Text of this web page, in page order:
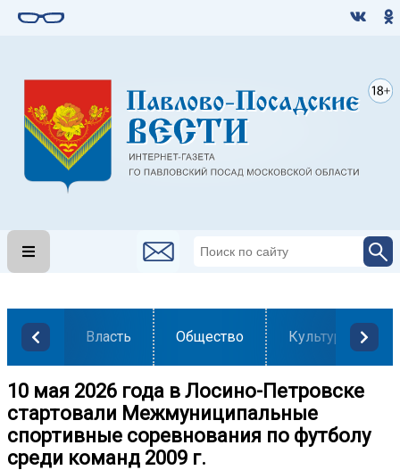
Власть Общество Культура
10 мая 2026 года в Лосино-Петровске
стартовали Межмуниципальные
спортивные соревнования по футболу
среди команд 2009 г.